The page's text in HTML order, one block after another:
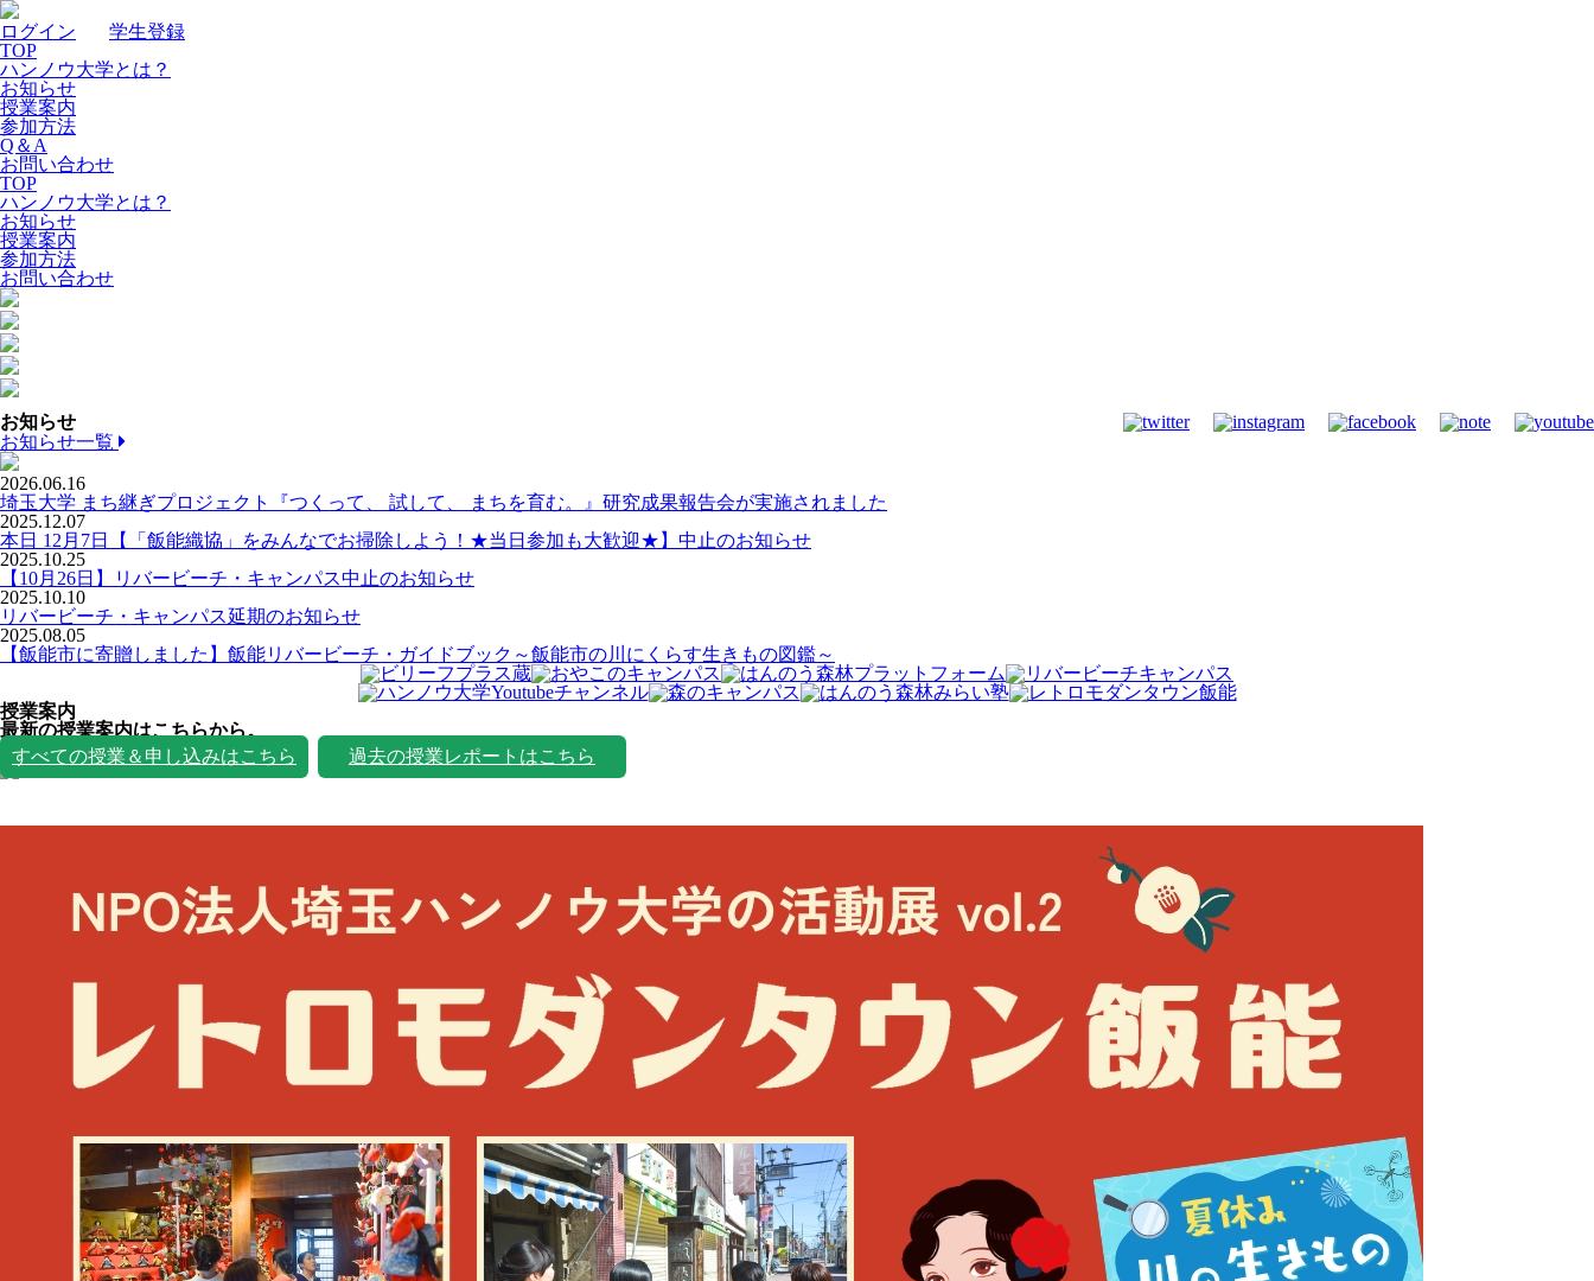
ログイン
学生登録
TOP
ハンノウ大学とは？
お知らせ
授業案内
参加方法
Q＆A
お問い合わせ
TOP
ハンノウ大学とは？
お知らせ
授業案内
参加方法
お問い合わせ
お知らせ
お知らせ一覧
2026.06.16
埼玉大学 まち継ぎプロジェクト『つくって、 試して、 まちを育む。』研究成果報告会が実施されました
2025.12.07
本日 12月7日【「飯能織協」をみんなでお掃除しよう！★当日参加も大歓迎★】中止のお知らせ
2025.10.25
【10月26日】リバービーチ・キャンパス中止のお知らせ
2025.10.10
リバービーチ・キャンパス延期のお知らせ
2025.08.05
【飯能市に寄贈しました】飯能リバービーチ・ガイドブック～飯能市の川にくらす生きもの図鑑～
授業案内
最新の授業案内はこちらから。
授業一覧
すべての授業＆申し込みはこちら 過去の授業レポートはこちら